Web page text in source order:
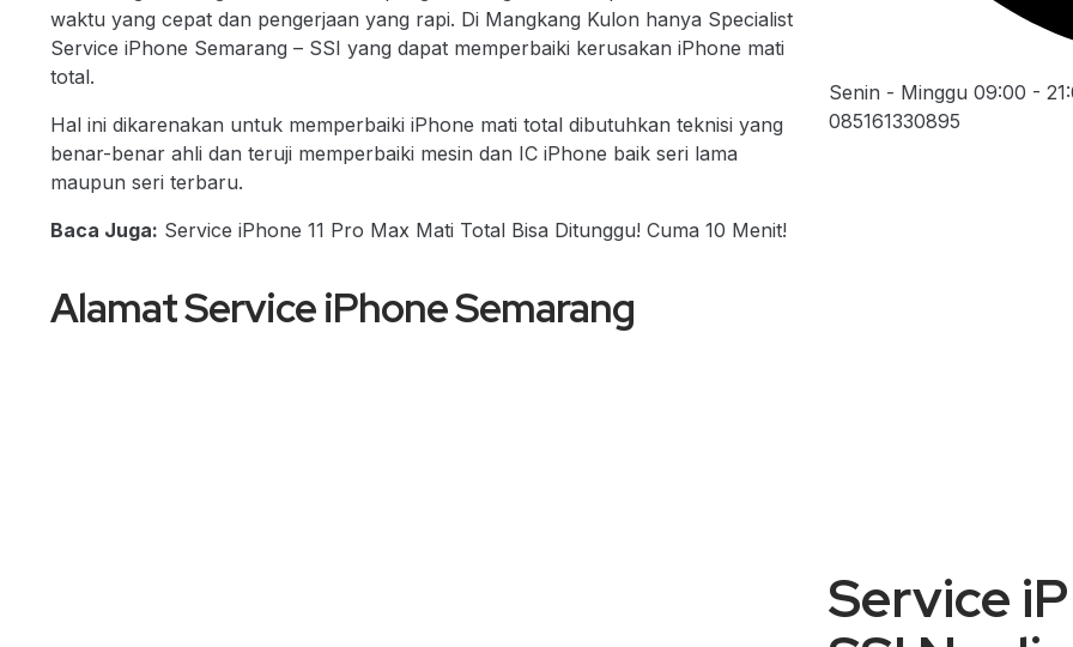
waktu yang cepat dan pengerjaan yang rapi. Di Mangkang Kulon hanya Specialist
Service iPhone Semarang – SSI yang dapat memperbaiki kerusakan iPhone mati
total.
Hal ini dikarenakan untuk memperbaiki iPhone mati total dibutuhkan teknisi yang
benar-benar ahli dan teruji memperbaiki mesin dan IC iPhone baik seri lama
maupun seri terbaru.
Baca Juga: Service iPhone 11 Pro Max Mati Total Bisa Ditunggu! Cuma 10 Menit!
Alamat Service iPhone Semarang
Senin - Minggu 09:00 -
085161330895
Service